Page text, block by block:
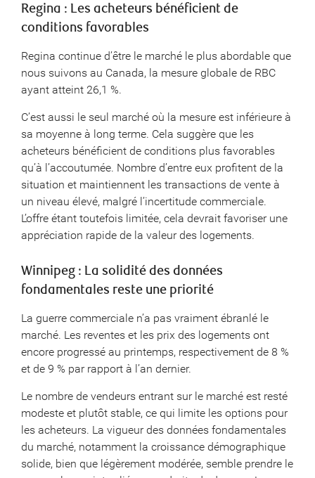
Regina : Les acheteurs bénéficient de
conditions favorables
Regina continue d’être le marché le plus abordable que
nous suivons au Canada, la mesure globale de RBC
ayant atteint 26,1 %.
C’est aussi le seul marché où la mesure est inférieure à
sa moyenne à long terme. Cela suggère que les
acheteurs bénéficient de conditions plus favorables
qu’à l’accoutumée. Nombre d’entre eux profitent de la
situation et maintiennent les transactions de vente à
un niveau élevé, malgré l’incertitude commerciale.
L’offre étant toutefois limitée, cela devrait favoriser une
appréciation rapide de la valeur des logements.
Winnipeg : La solidité des données
fondamentales reste une priorité
La guerre commerciale n’a pas vraiment ébranlé le
marché. Les reventes et les prix des logements ont
encore progressé au printemps, respectivement de 8 %
et de 9 % par rapport à l’an dernier.
Le nombre de vendeurs entrant sur le marché est resté
modeste et plutôt stable, ce qui limite les options pour
les acheteurs. La vigueur des données fondamentales
du marché, notamment la croissance démographique
solide, bien que légèrement modérée, semble prendre le